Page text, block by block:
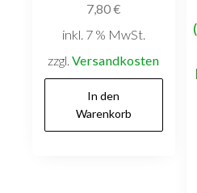
7,80€
inkl. 7 % MwSt.
zzgl.Versandkosten
In den
Warenkorb